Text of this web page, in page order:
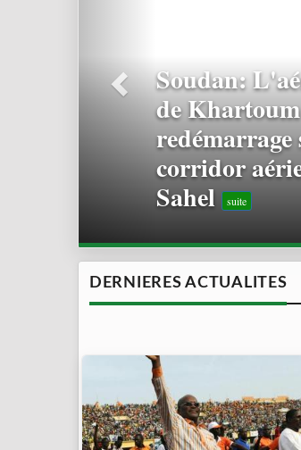
Soudan/
initiative de
Conseil de
DERNIERES ACTUALITES